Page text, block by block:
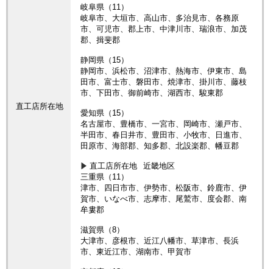
直工店所在地
岐阜県（11）
岐阜市、大垣市、高山市、多治見市、各務原
市、可児市、郡上市、中津川市、瑞浪市、加茂
郡、揖斐郡
静岡県（15）
静岡市、浜松市、沼津市、熱海市、伊東市、島
田市、富士市、磐田市、焼津市、掛川市、藤枝
市、下田市、御前崎市、湖西市、駿東郡
愛知県（15）
名古屋市、豊橋市、一宮市、岡崎市、瀬戸市、
半田市、春日井市、豊田市、小牧市、日進市、
田原市、海部郡、知多郡、北設楽郡、幡豆郡
直工店所在地
近畿地区
三重県（11）
津市、四日市市、伊勢市、松阪市、鈴鹿市、伊
賀市、いなべ市、志摩市、尾鷲市、度会郡、南
牟婁郡
滋賀県（8）
大津市、彦根市、近江八幡市、草津市、長浜
市、東近江市、湖南市、甲賀市